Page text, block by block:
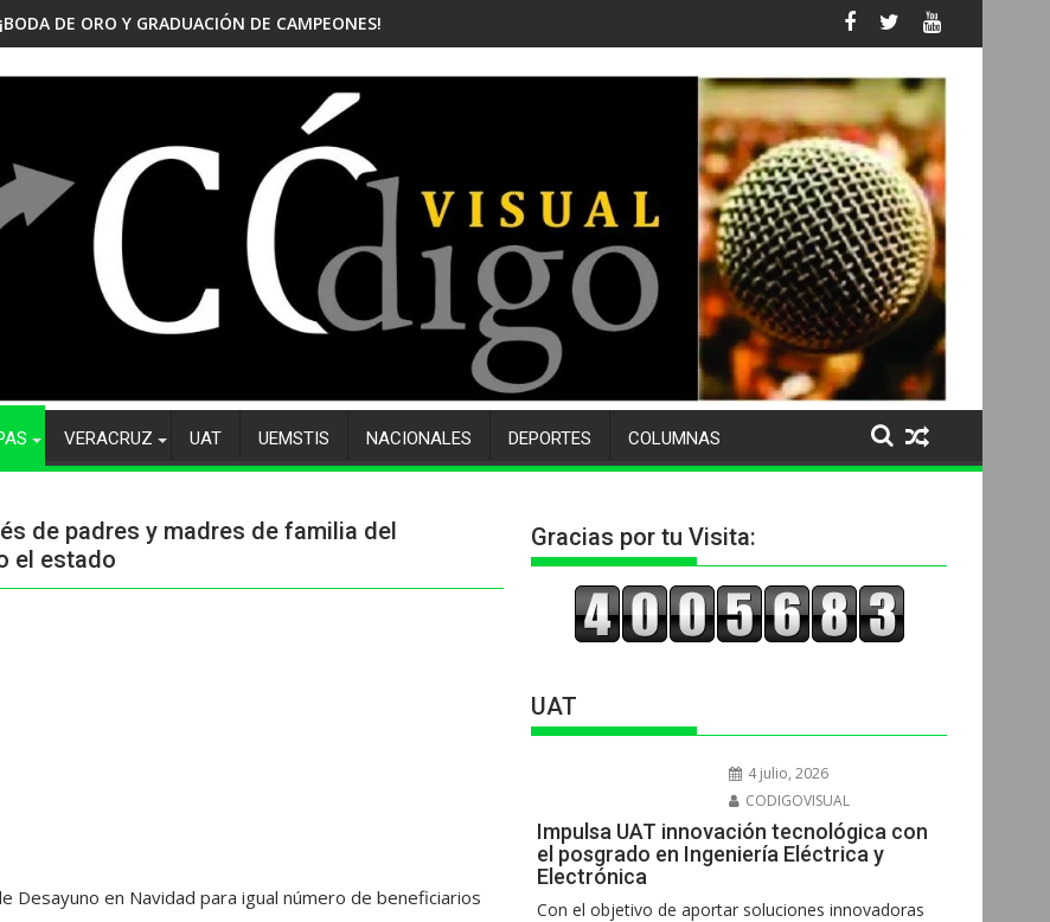
¡BODA DE ORO Y GRADUACIÓN DE CAMPEONES! CELEBRA EL CBTis No. 105 SU 50 ANIVERSARIO Y DESPIDE A MÁS DE 500
VERACRUZ UAT UEMSTIS NACIONALES DEPORTES COLUMNAS
de padres y madres de familia del
el estado
Desayuno en Navidad para igual número de beneficiarios
Gracias por tu Visita:
UAT
4 julio, 2026
CODIGOVISUAL
Impulsa UAT innovación tecnológica con
el posgrado en Ingeniería Eléctrica y
Electrónica
Con el objetivo de aportar soluciones innovadoras